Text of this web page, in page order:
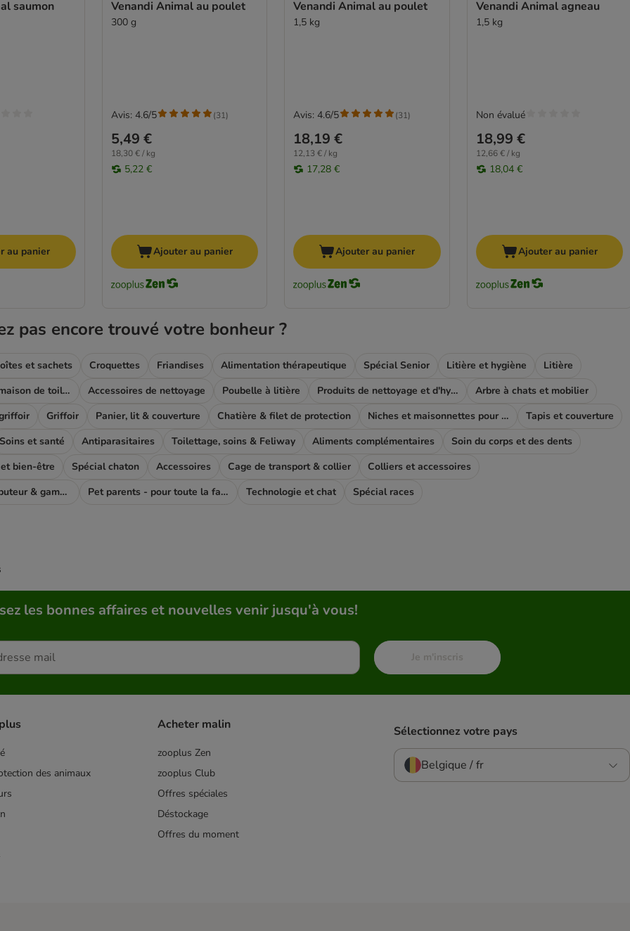
saumon
au panier
Venandi Animal au poulet
300 g
5,49 €
18,30 € / kg
5,22 €
Avis: 4.6/5 (31)
Ajouter au panier
Venandi Animal au poulet
1,5 kg
18,19 €
12,13 € / kg
17,28 €
Avis: 4.6/5 (31)
Ajouter au panier
Venandi Animal agneau
1,5 kg
18,99 €
12,66 € / kg
18,04 €
Non évalué
Ajouter au panier
pas encore trouvé votre bonheur ?
et sachets Croquettes Friandises Alimentation thérapeutique Spécial Senior Litière et hygiène
Litière
Bac à litière & maison de toilette
Accessoires de nettoyage Poubelle à litière Produits de nettoyage et d'hygiène
Arbre à chats et mobilier
Griffoir Panier, lit & couverture Chatière & filet de protection Niches et maisonnettes pour chat
Tapis et couverture
Soins et santé Antiparasitaires Toilettage, soins & Feliway Aliments complémentaires
Soin du corps et des dents
bien-être
Spécial chaton Accessoires Cage de transport & collier
Colliers et accessoires
Fontaine, distributeur & gamelle
Pet parents - pour toute la famile Technologie et chat Spécial races
les bonnes affaires et nouvelles venir jusqu'à vous!
Je m'inscris
des animaux
Acheter malin
zooplus Zen
zooplus Club
Offres spéciales
Déstockage
Offres du moment
Sélectionnez votre pays
Belgique / fr